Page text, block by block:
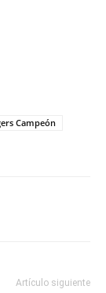
Campeón
Artículo siguiente